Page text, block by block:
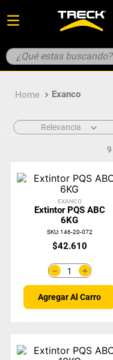
¿Qué estas buscando?
Exanco
Relevancia
9
EXANCO
Extintor PQS ABC
6KG
SKU:146-20-072
$42.610
＋
－
Agregar Al Carro